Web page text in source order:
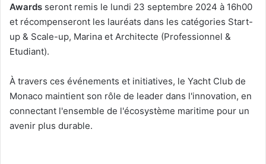
Awards seront remis le lundi 23 septembre 2024 à 16h00
et récompenseront les lauréats dans les catégories Start-
up & Scale-up, Marina et Architecte (Professionnel &
Etudiant).
À travers ces événements et initiatives, le Yacht Club de
Monaco maintient son rôle de leader dans l'innovation, en
connectant l'ensemble de l'écosystème maritime pour un
avenir plus durable.